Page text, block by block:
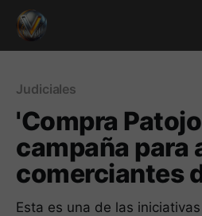
Judiciales
'Compra
campaña para
comerciantes
Esta es una de las